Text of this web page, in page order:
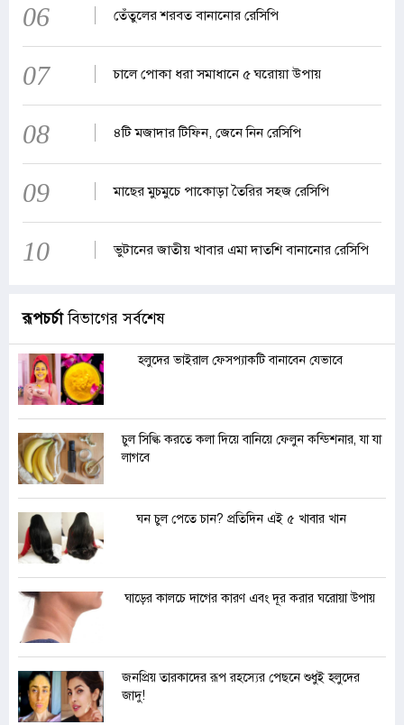
06 তেঁতুলের শরবত বানানোর রেসিপি
07 চালে পোকা ধরা সমাধানে ৫ ঘরোয়া উপায়
08 ৪টি মজাদার টিফিন, জেনে নিন রেসিপি
09 মাছের মুচমুচে পাকোড়া তৈরির সহজ রেসিপি
10 ভুটানের জাতীয় খাবার এমা দাতশি বানানোর রেসিপি
রূপচর্চাবিভাগের সর্বশেষ
হলুদের ভাইরাল ফেসপ্যাকটি বানাবেন যেভাবে
চুল সিল্কি করতে কলা দিয়ে বানিয়ে ফেলুন কন্ডিশনার, যা যা
লাগবে
ঘন চুল পেতে চান? প্রতিদিন এই ৫ খাবার খান
ঘাড়ের কালচে দাগের কারণ এবং দূর করার ঘরোয়া উপায়
জনপ্রিয় তারকাদের রূপ রহস্যের পেছনে শুধুই হলুদের
জাদু!